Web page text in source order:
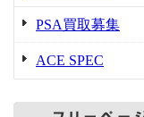
PSA買取募集
ACE SPEC